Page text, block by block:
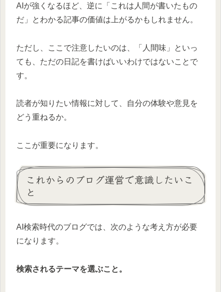
AIが強くなるほど、逆に「これは人間が書いたもの
だ」とわかる記事の価値は上がるかもしれません。
ただし、ここで注意したいのは、「人間味」といっ
ても、ただの日記を書けばいいわけではないことで
す。
読者が知りたい情報に対して、自分の体験や意見を
どう重ねるか。
ここが重要になります。
これからのブログ運営で意識したいこ
と
AI検索時代のブログでは、次のような考え方が必要
になります。
検索されるテーマを選ぶこと。